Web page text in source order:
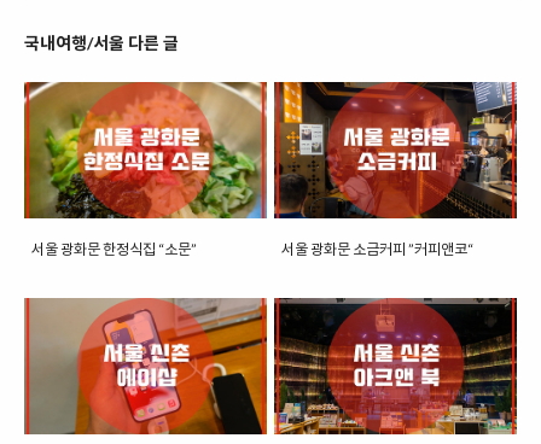
국내여행/서울 다른 글
서울 광화문 한정식집 “소문” 서울 광화문 소금커피 ”커피앤코“